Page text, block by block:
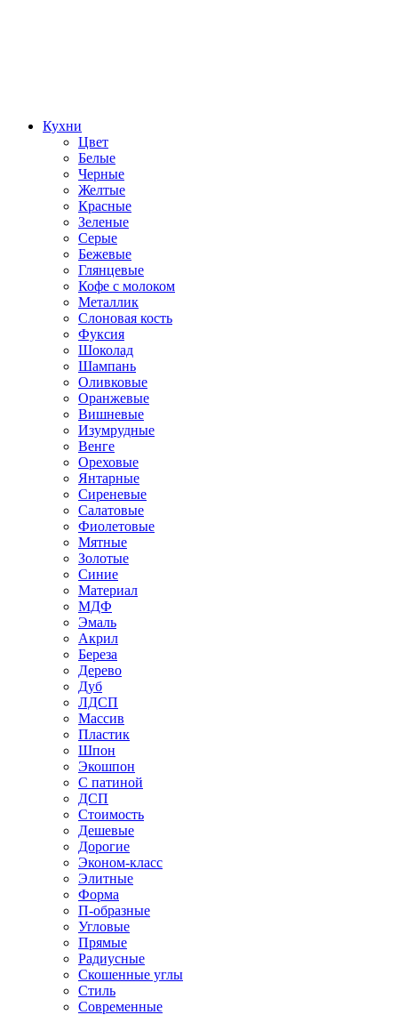
Кухни
Цвет
Белые
Черные
Желтые
Красные
Зеленые
Серые
Бежевые
Глянцевые
Кофе с молоком
Металлик
Слоновая кость
Фуксия
Шоколад
Шампань
Оливковые
Оранжевые
Вишневые
Изумрудные
Венге
Ореховые
Янтарные
Сиреневые
Салатовые
Фиолетовые
Мятные
Золотые
Синие
Материал
МДФ
Эмаль
Акрил
Береза
Дерево
Дуб
ЛДСП
Массив
Пластик
Шпон
Экошпон
С патиной
ДСП
Стоимость
Дешевые
Дорогие
Эконом-класс
Элитные
Форма
П-образные
Угловые
Прямые
Радиусные
Скошенные углы
Стиль
Современные